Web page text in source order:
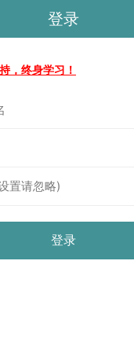
登录
，终身学习！
置请忽略)
登录